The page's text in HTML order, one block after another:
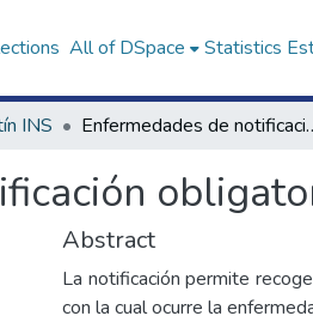
All of DSpace Statistics
INS
Abstract
La notificación permite
con la cual ocurre la